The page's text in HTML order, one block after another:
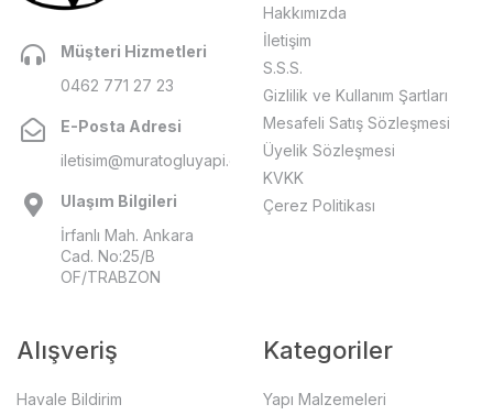
Müşteri Hizmetleri
0462 771 27 23
E-Posta Adresi
iletisim@muratogluyapi.com
Ulaşım Bilgileri
İrfanlı Mah. Ankara
Cad. No:25/B
OF/TRABZON
Hakkımızda
İletişim
S.S.S.
Gizlilik ve Kullanım Şartları
Mesafeli Satış Sözleşmesi
Üyelik Sözleşmesi
KVKK
Çerez Politikası
Alışveriş
Havale Bildirim
Kategoriler
Yapı Malzemeleri